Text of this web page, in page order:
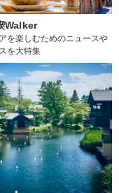
Walker
を楽しむためのニュースや
を大特集